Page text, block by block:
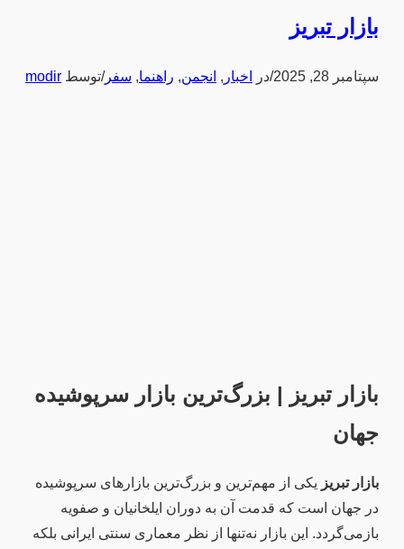
بازار تبریز
سپتامبر 28, 2025 /در اخبار , انجمن, راهنما, سفر/توسط modir
بازار تبریز | بزرگ‌ترین بازار سرپوشیده
جهان
بازار تبریز یکی از مهم‌ترین و بزرگ‌ترین بازارهای سرپوشیده
در جهان است که قدمت آن به دوران ایلخانیان و صفویه
بازمی‌گردد. این بازار نه‌تنها از نظر معماری سنتی ایرانی بلکه